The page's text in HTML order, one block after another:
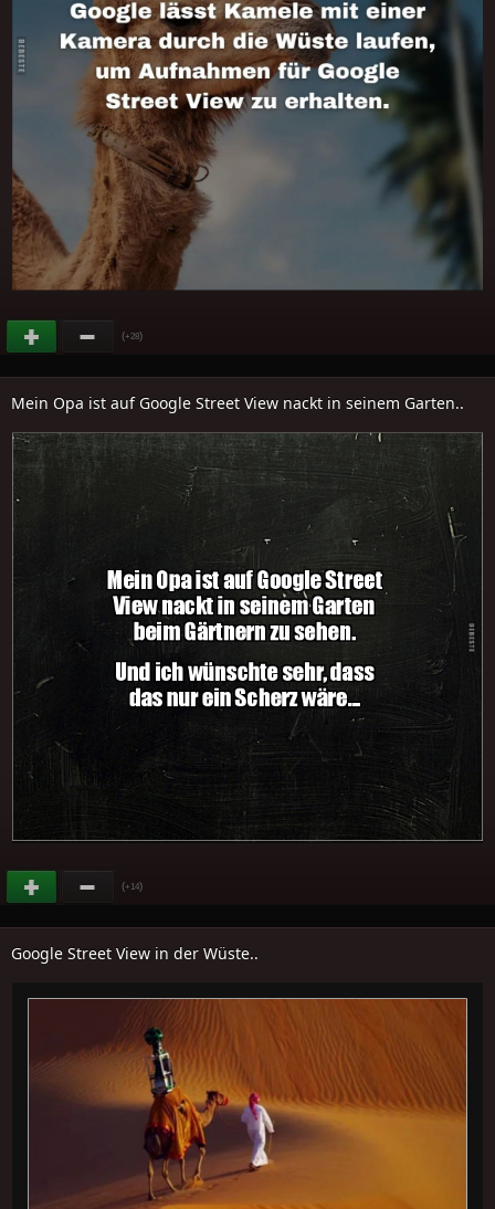
(+28)
Mein Opa ist auf Google Street View nackt in seinem Garten..
(+14)
Google Street View in der Wüste..